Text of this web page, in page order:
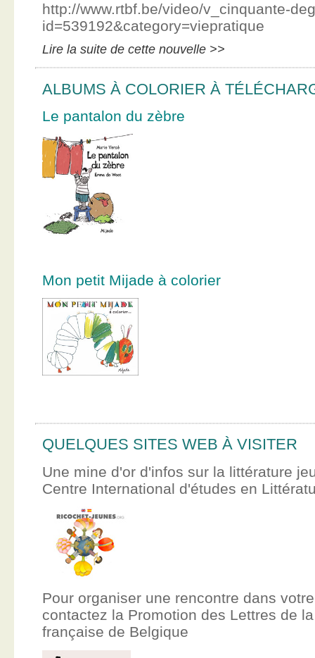
http://www.rtbf.be/video/v_cinquante-
id=539192&category=viepratique
Lire la suite de cette nouvelle >>
ALBUMS À COLORIER À
Le pantalon du zèbre
Mon petit Mijade à colorier
QUELQUES SITES WEB À VISITER
Une mine d'or d'infos sur la littérature
Centre International d'études en
Pour organiser une rencontre dans
contactez la Promotion des Lettres de
française de Belgique